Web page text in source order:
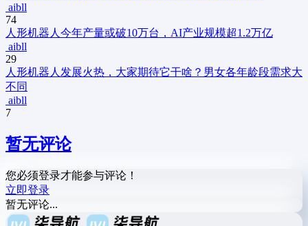
aibll
74
人形机器人今年产量或破10万台，AI产业规模超1.2万亿
aibll
29
人形机器人发展火热，大家期待它干啥？男女各年龄段需求大
不同
aibll
7
暂无评论
您必须登录才能参与评论！
立即登录
暂无评论...